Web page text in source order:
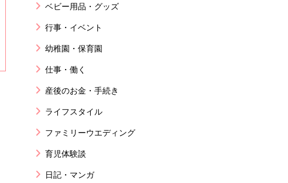
ベビー用品・グッズ
行事・イベント
幼稚園・保育園
仕事・働く
産後のお金・手続き
ライフスタイル
ファミリーウエディング
育児体験談
日記・マンガ